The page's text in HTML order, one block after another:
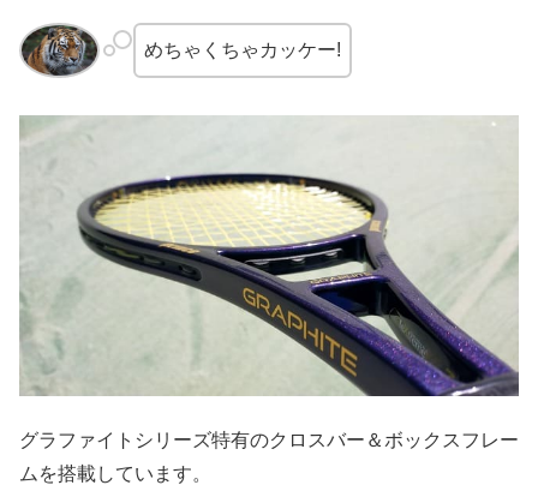
めちゃくちゃカッケー!
グラファイトシリーズ特有のクロスバー＆ボックスフレー
ムを搭載しています。